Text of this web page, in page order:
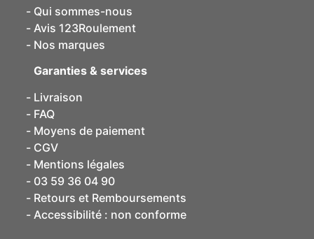
Qui sommes-nous
Avis 123Roulement
Nos marques
Garanties & services
Livraison
FAQ
Moyens de paiement
CGV
Mentions légales
03 59 36 04 90
Retours et Remboursements
Accessibilité : non conforme